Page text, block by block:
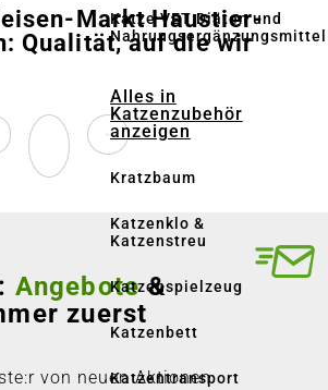
Katze VET Diäten und
Nahrungsergänzungsmittel
Alles in
Katzenzubehör
anzeigen
Kratzbaum
Katzenklo &
Katzenstreu
Katzenspielzeug
Katzenbett
Katzentransport
Markt Haustier-
Qualität, auf die wir
Angebote &
zuerst
von neuen Aktionen